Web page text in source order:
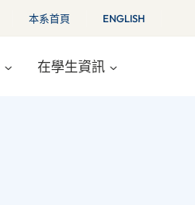
本系首頁 ENGLISH
在學生資訊